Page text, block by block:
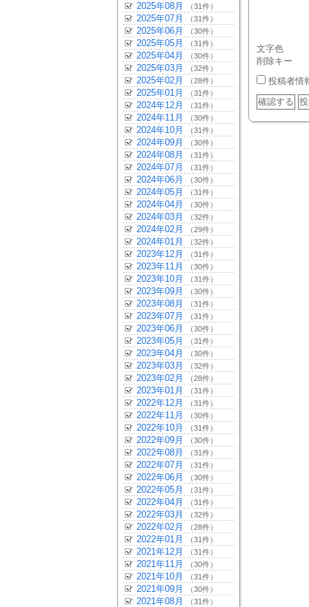
2025年08月 （31件）
2025年07月 （31件）
2025年06月 （30件）
2025年05月 （31件）
2025年04月 （30件）
2025年03月 （32件）
2025年02月 （28件）
2025年01月 （31件）
2024年12月 （31件）
2024年11月 （30件）
2024年10月 （31件）
2024年09月 （30件）
2024年08月 （31件）
2024年07月 （31件）
2024年06月 （30件）
2024年05月 （31件）
2024年04月 （30件）
2024年03月 （32件）
2024年02月 （29件）
2024年01月 （32件）
2023年12月 （31件）
2023年11月 （30件）
2023年10月 （31件）
2023年09月 （30件）
2023年08月 （31件）
2023年07月 （31件）
2023年06月 （30件）
2023年05月 （31件）
2023年04月 （30件）
2023年03月 （32件）
2023年02月 （28件）
2023年01月 （31件）
2022年12月 （31件）
2022年11月 （30件）
2022年10月 （31件）
2022年09月 （30件）
2022年08月 （31件）
2022年07月 （31件）
2022年06月 （30件）
2022年05月 （31件）
2022年04月 （31件）
2022年03月 （32件）
2022年02月 （28件）
2022年01月 （31件）
2021年12月 （31件）
2021年11月 （30件）
2021年10月 （31件）
2021年09月 （30件）
2021年08月 （31件）
文字色
削除キー
投稿者情